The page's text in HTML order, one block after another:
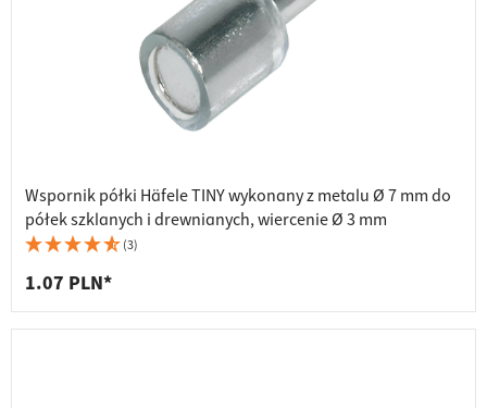
Wspornik półki Häfele TINY wykonany z metalu Ø 7 mm do
półek szklanych i drewnianych, wiercenie Ø 3 mm
(3)
1.07 PLN*